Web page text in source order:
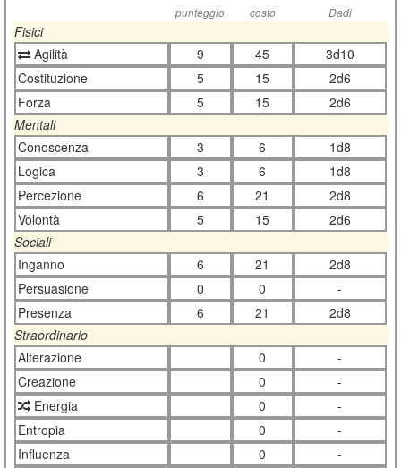
punteggio
costo Dadi
Fisici
Agilità
9 45
3d10
Costituzione
5 15
2d6
Forza
5 15
2d6
Mentali
Conoscenza
3 6
1d8
Logica
3 6
1d8
Percezione
6 21
2d8
Volontà
5 15
2d6
Sociali
Inganno
6 21
2d8
Persuasione
0 0
-
Presenza
6 21
2d8
Straordinario
Alterazione
0
-
Creazione
0
-
Energia
0
-
Entropia
0
-
Influenza
0
-